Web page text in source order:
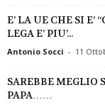
E’ LA UE CHE SI E’
LEGA E’ PIU’...
Antonio Socci - 11
SAREBBE MEGLIO
PAPA……